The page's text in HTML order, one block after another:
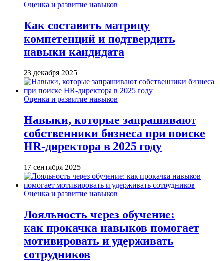
Оценка и развитие навыков
Как составить матрицу
компетенций и подтвердить
навыки кандидата
23 декабря 2025
Оценка и развитие навыков
Навыки, которые запрашивают
собственники бизнеса при поиске
HR-директора в 2025 году
17 сентября 2025
Оценка и развитие навыков
Лояльность через обучение:
как прокачка навыков помогает
мотивировать и удерживать
сотрудников